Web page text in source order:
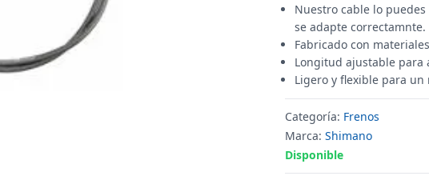
Nuestro cable lo
se adapte correctamnte.
Fabricado con
Longitud ajustable para
Ligero y flexible para
Categoría: Frenos
Marca: Shimano
Disponible